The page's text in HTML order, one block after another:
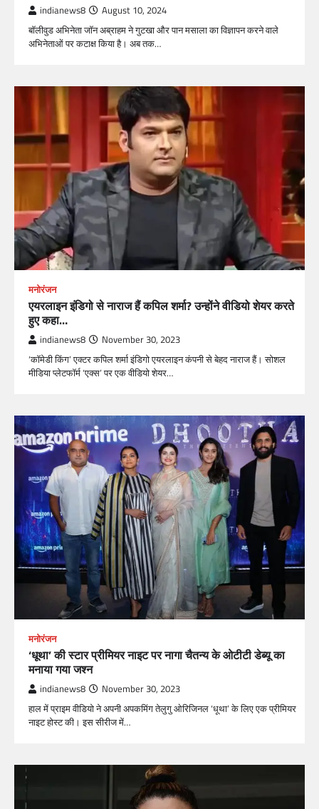
indianews8 August 10, 2024
बॉलीवुड अभिनेता जॉन अब्राहम ने गुटखा और पान मसाला का विज्ञापन करने वाले
अभिनेताओं पर कटाक्ष किया है। अब तक…
मनोरंजन
एयरलाइन इंडिगो से नाराज हैं कपिल शर्मा? उन्होंने वीडियो शेयर करते
हुए कहा…
indianews8 November 30, 2023
‘कॉमेडी किंग’ एक्टर कपिल शर्मा इंडिगो एयरलाइन कंपनी से बेहद नाराज हैं। सोशल
मीडिया प्लेटफॉर्म ‘एक्स’ पर एक वीडियो शेयर…
मनोरंजन
‘धूथा’ की स्टार प्रीमियर नाइट पर नागा चैतन्य के ओटीटी डेब्यू का
मनाया गया जश्न
indianews8 November 30, 2023
हाल में प्राइम वीडियो ने अपनी अपकमिंग तेलुगु ओरिजिनल ‘धूथा’ के लिए एक प्रीमियर
नाइट होस्ट की। इस सीरीज में…